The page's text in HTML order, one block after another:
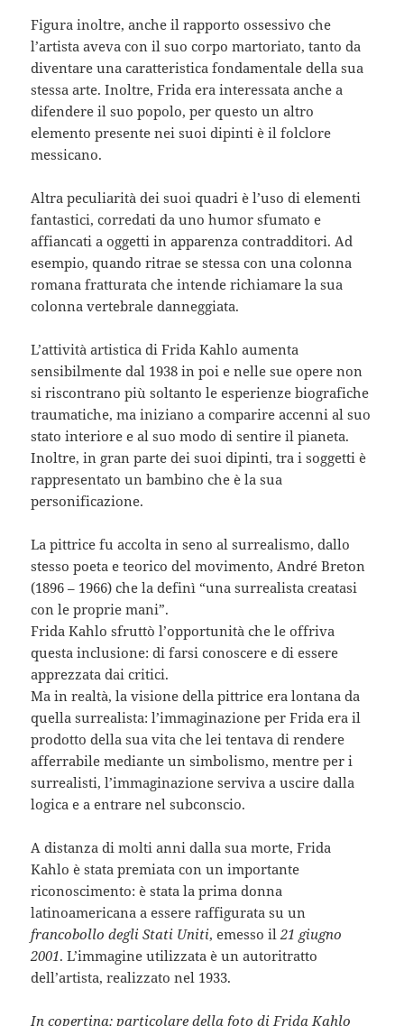
Figura inoltre, anche il rapporto ossessivo che
l’artista aveva con il suo corpo martoriato, tanto da
diventare una caratteristica fondamentale della sua
stessa arte. Inoltre, Frida era interessata anche a
difendere il suo popolo, per questo un altro
elemento presente nei suoi dipinti è il folclore
messicano.
Altra peculiarità dei suoi quadri è l’uso di elementi
fantastici, corredati da uno humor sfumato e
affiancati a oggetti in apparenza contradditori. Ad
esempio, quando ritrae se stessa con una colonna
romana fratturata che intende richiamare la sua
colonna vertebrale danneggiata.
L’attività artistica di Frida Kahlo aumenta
sensibilmente dal 1938 in poi e nelle sue opere non
si riscontrano più soltanto le esperienze biografiche
traumatiche, ma iniziano a comparire accenni al suo
stato interiore e al suo modo di sentire il pianeta.
Inoltre, in gran parte dei suoi dipinti, tra i soggetti è
rappresentato un bambino che è la sua
personificazione.
La pittrice fu accolta in seno al surrealismo, dallo
stesso poeta e teorico del movimento, André Breton
(1896 – 1966) che la definì “una surrealista creatasi
con le proprie mani”.
Frida Kahlo sfruttò l’opportunità che le offriva
questa inclusione: di farsi conoscere e di essere
apprezzata dai critici.
Ma in realtà, la visione della pittrice era lontana da
quella surrealista: l’immaginazione per Frida era il
prodotto della sua vita che lei tentava di rendere
afferrabile mediante un simbolismo, mentre per i
surrealisti, l’immaginazione serviva a uscire dalla
logica e a entrare nel subconscio.
A distanza di molti anni dalla sua morte, Frida
Kahlo è stata premiata con un importante
riconoscimento: è stata la prima donna
latinoamericana a essere raffigurata su un
francobollo degli Stati Uniti, emesso il21 giugno
2001. L’immagine utilizzata è un autoritratto
dell’artista, realizzato nel 1933.
In copertina: particolare della foto di Frida Kahlo